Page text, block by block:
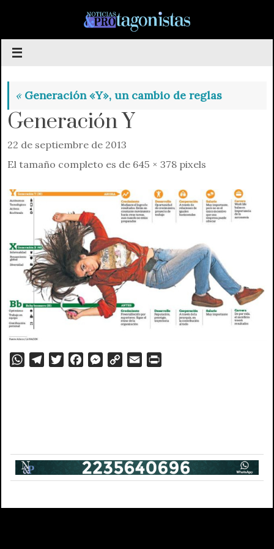
contenido
«Generación «Y», un cambio de reglas
Generación Y
22 de septiembre de 2013
El tamaño completo es de 645 × 378 pixels
WhatsApp
TelegramTwitterFacebookMessenger
Copy
Email